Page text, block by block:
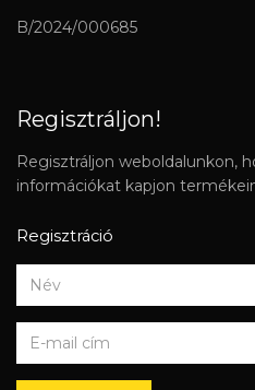
B/2024/000685
Regisztráljon!
Regisztráljon weboldalunkon,
információkat kapjon
Regisztráció